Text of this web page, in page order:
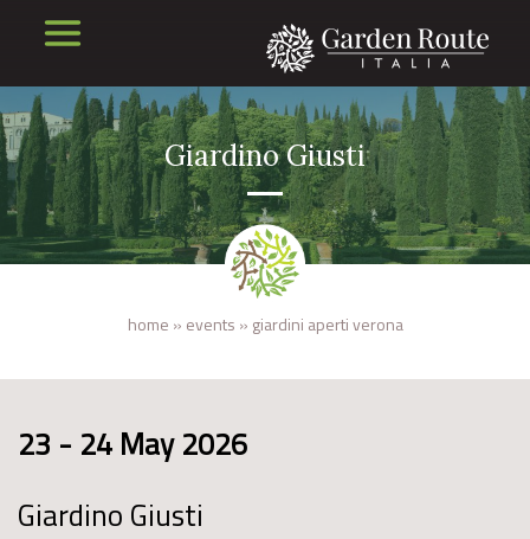
Giardino Giusti
home » events » giardini aperti verona
23 - 24 May 2026
Giardino Giusti